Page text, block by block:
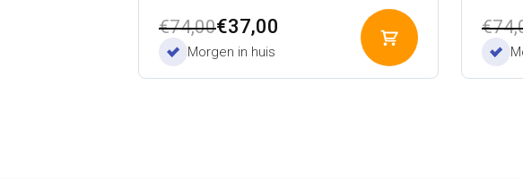
€74,00
Oorspronkelijke
prijs
€37,00
Huidige
prijsMorgen in huis
Toevoegen
aan
winkelwagen
€
prijs
prijs